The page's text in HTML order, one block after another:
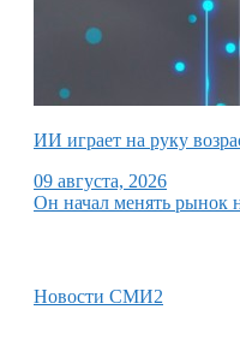
ИИ играет на руку
09 августа, 2026
Он начал менять рынок
Новости СМИ2